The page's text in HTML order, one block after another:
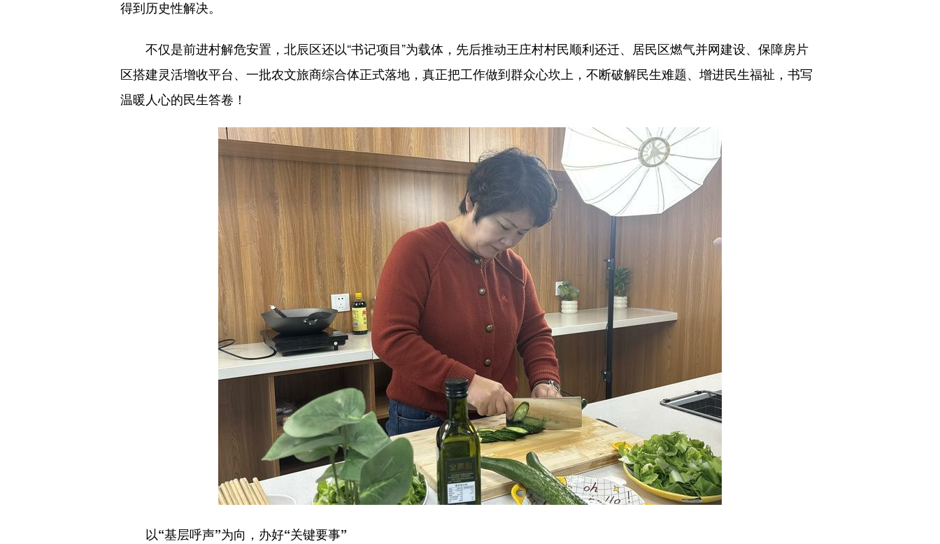
得到历史性解决。
不仅是前进村解危安置，北辰区还以“书记项目”为载体，先后推动王庄村村民顺利还迁、居民区燃气并网建设、保障房片
区搭建灵活增收平台、一批农文旅商综合体正式落地，真正把工作做到群众心坎上，不断破解民生难题、增进民生福祉，书写
温暖人心的民生答卷！
以“基层呼声”为向，办好“关键要事”